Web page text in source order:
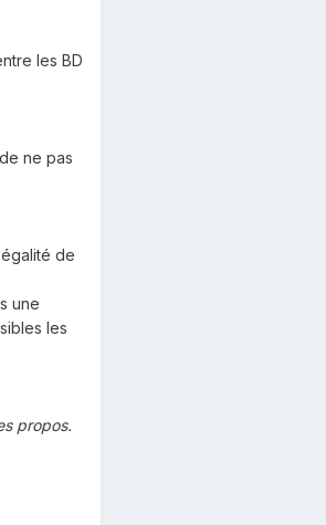
les BD
ne pas
de
une
les
propos.